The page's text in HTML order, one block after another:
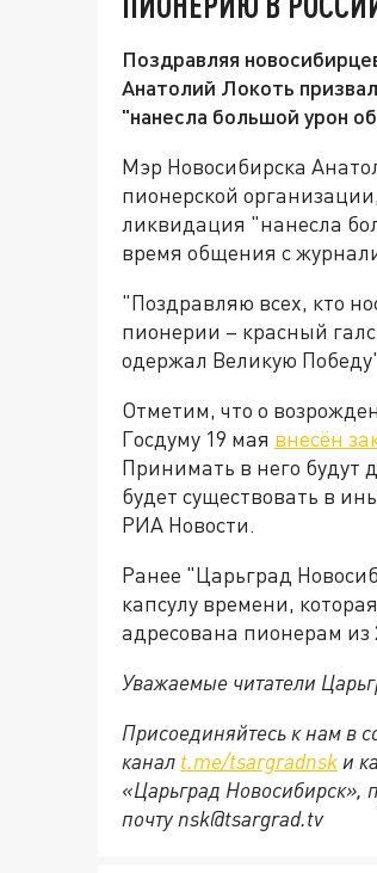
Поздравляя
Анатолий Локоть
"нанесла большой урон
Мэр Новосибирска
пионерской
ликвидация "нанесла
время общения с
"Поздравляю всех, кто
пионерии – красный
одержал Великую
Отметим, что о
Госдуму 19 мая внесён
Принимать в него будут
будет существовать в
РИА Новости.
Ранее "Царьград
капсулу времени,
адресована пионерам из
Уважаемые читатели
Присоединяйтесь к нам в
канал t.me/tsargradnsk и
«Царьград Новосибирск»,
почту nsk@tsargrad.tv